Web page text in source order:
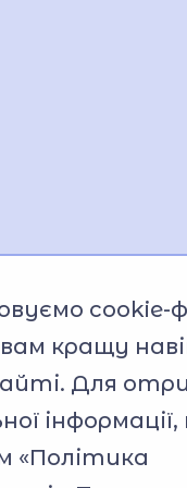
cookie-
кращу
Для
«Політика